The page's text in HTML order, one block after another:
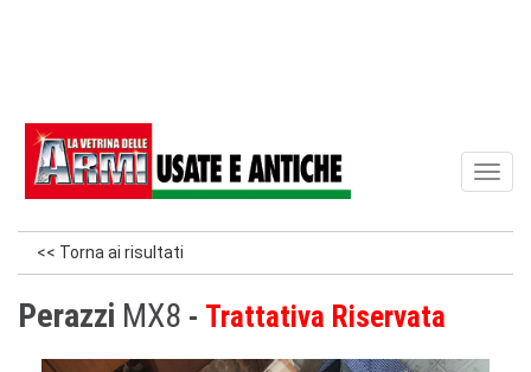
<< Torna ai risultati
Perazzi MX8 Trattativa Riservata